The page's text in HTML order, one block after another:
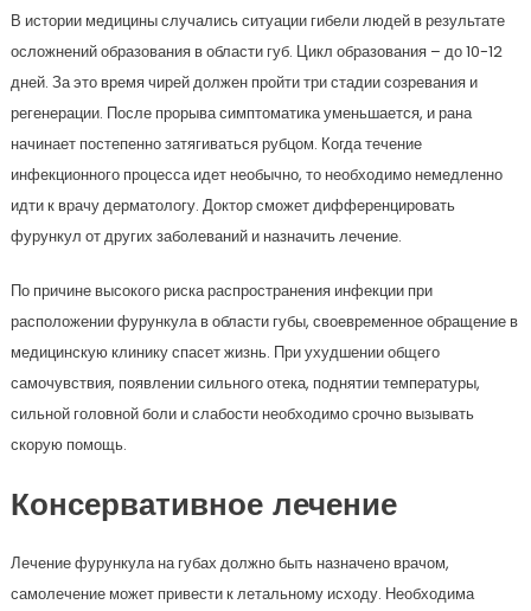
В истории медицины случались ситуации гибели людей в результате
осложнений образования в области губ. Цикл образования – до 10-12
дней. За это время чирей должен пройти три стадии созревания и
регенерации. После прорыва симптоматика уменьшается, и рана
начинает постепенно затягиваться рубцом. Когда течение
инфекционного процесса идет необычно, то необходимо немедленно
идти к врачу дерматологу. Доктор сможет дифференцировать
фурункул от других заболеваний и назначить лечение.
По причине высокого риска распространения инфекции при
расположении фурункула в области губы, своевременное обращение в
медицинскую клинику спасет жизнь. При ухудшении общего
самочувствия, появлении сильного отека, поднятии температуры,
сильной головной боли и слабости необходимо срочно вызывать
скорую помощь.
Консервативное лечение
Лечение фурункула на губах должно быть назначено врачом,
самолечение может привести к летальному исходу. Необходима